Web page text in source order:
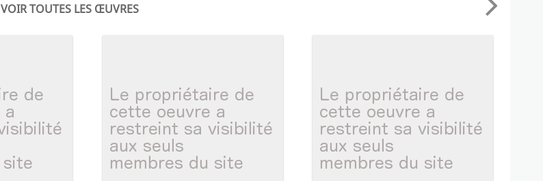
VOIR TOUTES LES ŒUVRES